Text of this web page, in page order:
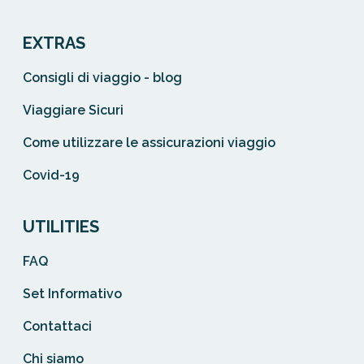
EXTRAS
Consigli di viaggio - blog
Viaggiare Sicuri
Come utilizzare le assicurazioni viaggio
Covid-19
UTILITIES
FAQ
Set Informativo
Contattaci
Chi siamo